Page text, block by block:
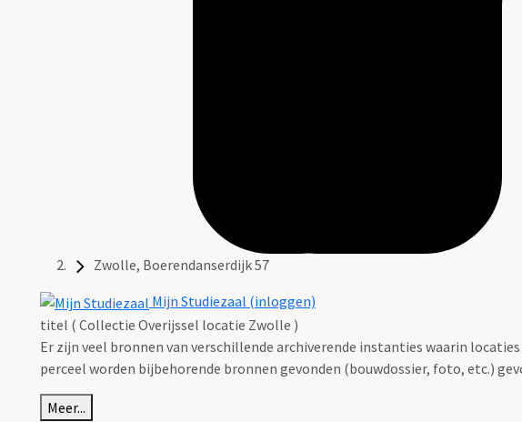
Zwolle, Boerendanserdijk 57
Mijn Studiezaal (inloggen)
titel ( Collectie Overijssel locatie Zwolle )
Er zijn veel bronnen van verschillende archiverende instanties waarin
perceel worden bijbehorende bronnen gevonden (bouwdossier, foto, etc.)
Meer...